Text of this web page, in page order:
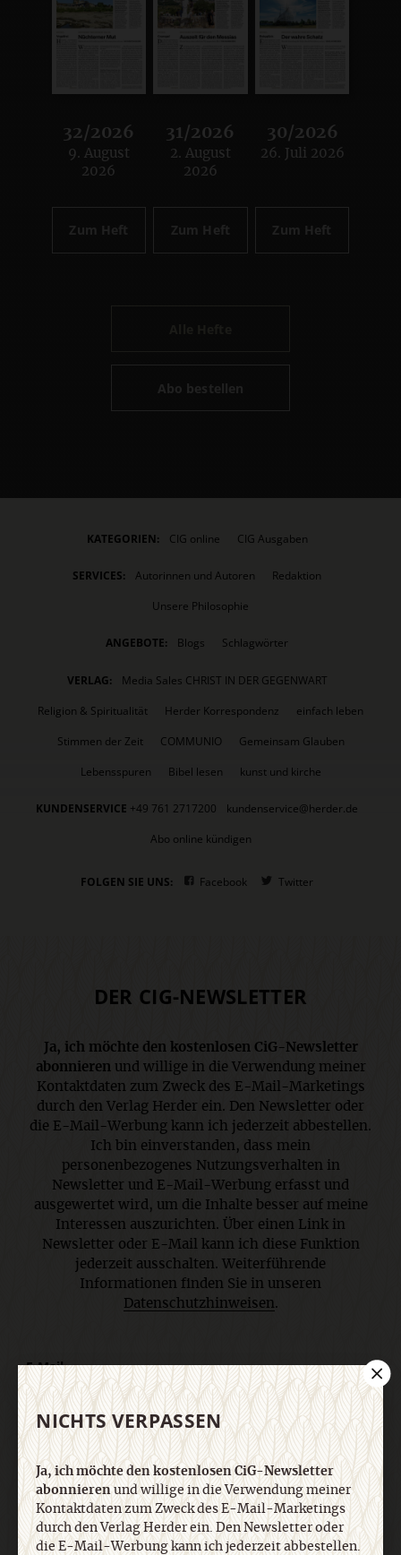
32/2026
:
9. August
2026
Zum Heft
31/2026
:
2. August
2026
Zum Heft
30/2026
:
26. Juli 2026
Zum Heft
Abo bestellen
KATEGORIEN: CIG online CIG Ausgaben
SERVICES: Autorinnen und Autoren
Redaktion
Unsere Philosophie
ANGEBOTE: Blogs Schlagwörter
VERLAG:
Media Sales CHRIST IN DER GEGENWART
Religion & Spiritualität
Herder Korrespondenz
einfach leben
Stimmen der Zeit
COMMUNIO
Gemeinsam Glauben
Lebensspuren
Bibel lesen kunst und kirche
KUNDENSERVICE +49 761 2717200
kundenservice@herder.de
Abo online kündigen
FOLGEN SIE UNS: Facebook Twitter
DER CIG-NEWSLETTER
Ja, ich möchte den kostenlosen CiG-Newsletter
abonnierenund willige in die Verwendung meiner
Kontaktdaten zum Zweck des E-Mail-Marketings
durch den Verlag Herder ein. Den Newsletter oder
die E-Mail-Werbung kann ich jederzeit abbestellen.
Ich bin einverstanden, dass mein
personenbezogenes Nutzungsverhalten in
Newsletter und E-Mail-Werbung erfasst und
ausgewertet wird, um die Inhalte besser auf meine
Interessen auszurichten. Über einen Link in
Newsletter oder E-Mail kann ich diese Funktion
jederzeit ausschalten. Weiterführende
Informationen finden Sie in unseren
Datenschutzhinweisen.
E-Mail
Jetzt anmelden
NICHTS VERPASSEN
Ja, ich möchte den kostenlosen CiG-Newsletter
abonnierenund willige in die Verwendung meiner
Kontaktdaten zum Zweck des E-Mail-Marketings
durch den Verlag Herder ein. Den Newsletter oder
die E-Mail-Werbung kann ich jederzeit abbestellen.